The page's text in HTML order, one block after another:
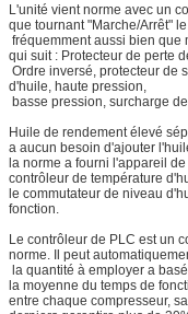
L'unité vient norme avec un
que tournant "Marche/Arrêt"
fréquemment aussi bien que
qui suit : Protecteur de perte
Ordre inversé, protecteur de
d'huile, haute pression,
basse pression, surcharge
Huile de rendement élevé
a aucun besoin d'ajouter
la norme a fourni l'appareil
contrôleur de température
le commutateur de niveau
fonction.
Le contrôleur de PLC est un
norme. Il peut
la quantité à employer a
la moyenne du temps de
entre chaque compresseur,